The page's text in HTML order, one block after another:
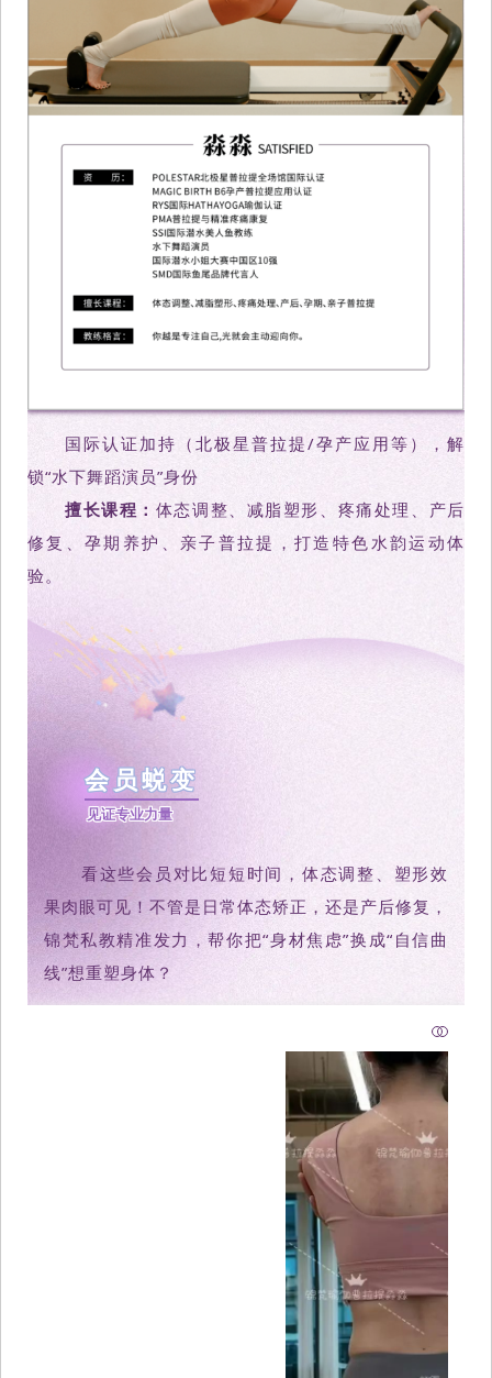
国际认证加持（北极星普拉提/孕产应用等），解
锁“水下舞蹈演员”身份
擅长课程： 体态调整、减脂塑形、疼痛处理、产后
修复、孕期养护、亲子普拉提，打造特色水韵运动体
验。
会员蜕变
见证专业力量
看这些会员对比短短时间，体态调整、塑形效
果肉眼可见！不管是日常体态矫正，还是产后修复，
锦梵私教精准发力，帮你把“身材焦虑”换成“自信曲
线”想重塑身体？